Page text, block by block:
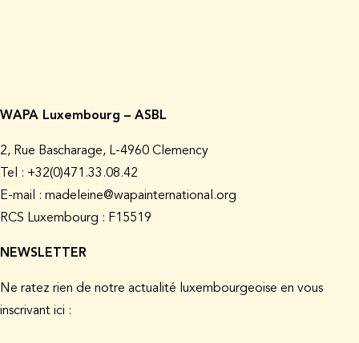
WAPA Luxembourg – ASBL
2, Rue Bascharage, L-4960 Clemency
Tel : +32(0)471.33.08.42
E-mail : madeleine@wapainternational.org
RCS Luxembourg : F15519
NEWSLETTER
Ne ratez rien de notre actualité luxembourgeoise en vous
inscrivant ici :